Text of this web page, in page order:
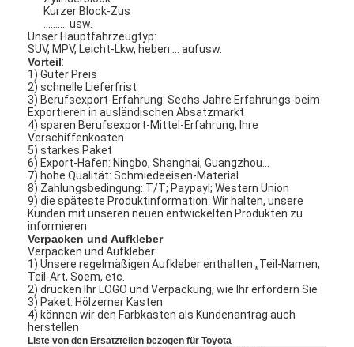
Kurzer Block-Zus
.......... usw.
Unser Hauptfahrzeugtyp:
SUV, MPV, Leicht-Lkw, heben…. aufusw.
Vorteil:
1) Guter Preis
2) schnelle Lieferfrist
3) Berufsexport-Erfahrung: Sechs Jahre Erfahrungs-beim
Exportieren in ausländischen Absatzmarkt
4) sparen Berufsexport-Mittel-Erfahrung, Ihre
Verschiffenkosten
5) starkes Paket
6) Export-Hafen: Ningbo, Shanghai, Guangzhou…
7) hohe Qualität: Schmiedeeisen-Material
8) Zahlungsbedingung: T/T; Paypayl; Western Union
9) die späteste Produktinformation: Wir halten, unsere
Kunden mit unseren neuen entwickelten Produkten zu
informieren
Verpacken und Aufkleber
Verpacken und Aufkleber:
1) Unsere regelmäßigen Aufkleber enthalten „Teil-Namen,
Teil-Art, Soem, etc.
2) drucken Ihr LOGO und Verpackung, wie Ihr erfordern Sie
3) Paket: Hölzerner Kasten
4) können wir den Farbkasten als Kundenantrag auch
herstellen
Liste von den Ersatzteilen bezogen für Toyota